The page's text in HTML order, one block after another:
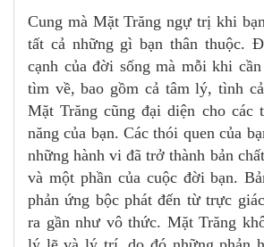
Cung mà Mặt Trăng ngự trị khi
tất cả những gì bạn thân thuộc.
cạnh của đời sống mà mỗi khi
tìm về, bao gồm cả tâm lý, tình
Mặt Trăng cũng đại diện cho các
năng của bạn. Các thói quen của
những hành vi đã trở thành bản
và một phần của cuộc đời bạn.
phản ứng bộc phát đến từ trực
ra gần như vô thức. Mặt Trăng